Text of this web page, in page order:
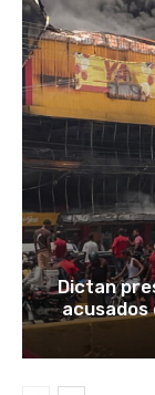
Dictan
acusados